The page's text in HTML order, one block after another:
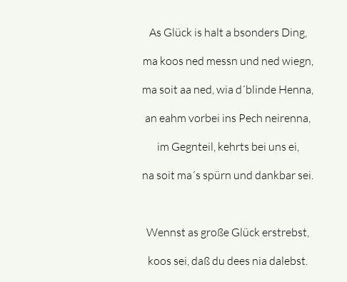
As Glück is halt a bsonders Ding,
ma koos ned messn und ned wiegn,
ma soit aa ned, wia d´blinde Henna,
an eahm vorbei ins Pech neirenna,
im Gegnteil, kehrts bei uns ei,
na soit ma´s spürn und dankbar sei.
Wennst as große Glück erstrebst,
koos sei, daß du dees nia dalebst.